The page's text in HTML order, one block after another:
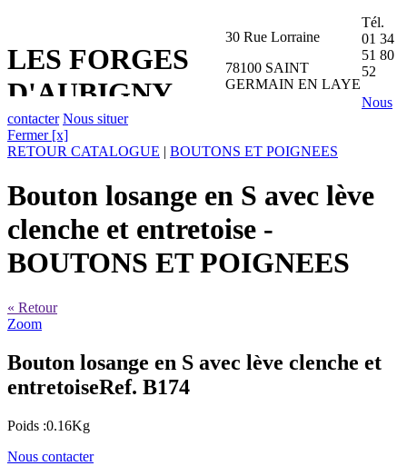
LES FORGES
D'AUBIGNY
30 Rue Lorraine
78100 SAINT
GERMAIN EN LAYE
Tél.
01 34
51 80
52
Nous
contacter Nous situer
Fermer [x]
RETOUR CATALOGUE | BOUTONS ET POIGNEES
Bouton losange en S avec lève
clenche et entretoise -
BOUTONS ET POIGNEES
« Retour
Zoom
Bouton losange en S avec lève clenche et
entretoiseRef. B174
Poids :0.16Kg
Nous contacter